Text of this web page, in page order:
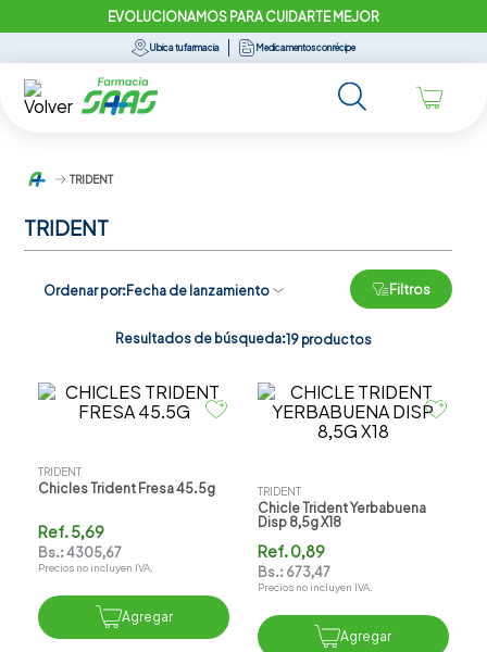
EVOLUCIONAMOS PARA CUIDARTE MEJOR
Ubica tu farmacia Medicamentos con récipe
TRIDENT
TRIDENT
Ordenar por Fecha de lanzamiento Filtros
Resultados de búsqueda:19 productos
TRIDENT
Chicles Trident Fresa 45.5g
Ref.5,69
Bs.:4305,67
Precios no incluyen IVA.
Agregar
TRIDENT
Chicle Trident Yerbabuena
Disp 8,5g X18
Ref.0,89
Bs.: 673,47
Precios no incluyen IVA.
Agregar